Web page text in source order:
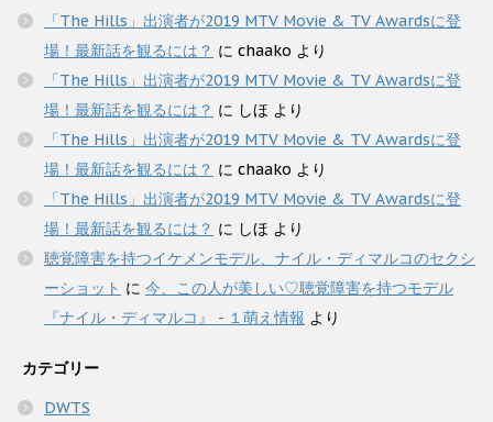
「The Hills」出演者が2019 MTV Movie & TV Awardsに登
場！最新話を観るには？ に chaako より
「The Hills」出演者が2019 MTV Movie & TV Awardsに登
場！最新話を観るには？ に しほ より
「The Hills」出演者が2019 MTV Movie & TV Awardsに登
場！最新話を観るには？ に chaako より
「The Hills」出演者が2019 MTV Movie & TV Awardsに登
場！最新話を観るには？ に しほ より
聴覚障害を持つイケメンモデル、ナイル・ディマルコのセクシ
ーショット に 今、この人が美しい♡聴覚障害を持つモデル
『ナイル・ディマルコ』 - １萌え情報 より
カテゴリー
DWTS